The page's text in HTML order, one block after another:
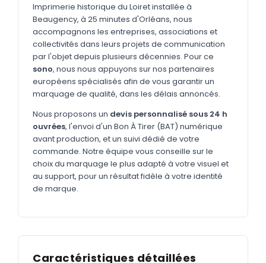
Sweatshirts Nouveau
GOODIES
Catalogue complet Nouveau
Bureau & écriture
Sacs & voyages
Verres & déjeuner
Technologie
Vêtements
Outils & porte-clés
Imprimerie historique du Loiret installée à
Beaugency, à 25 minutes d'Orléans, nous
accompagnons les entreprises, associations et
collectivités dans leurs projets de communication
par l'objet depuis plusieurs décennies. Pour ce
sono, nous nous appuyons sur nos partenaires
européens spécialisés afin de vous garantir un
marquage de qualité, dans les délais annoncés.
Nous proposons un devis personnalisé sous 24 h
ouvrées, l'envoi d'un Bon À Tirer (BAT) numérique
avant production, et un suivi dédié de votre
commande. Notre équipe vous conseille sur le
choix du marquage le plus adapté à votre visuel et
au support, pour un résultat fidèle à votre identité
de marque.
Caractéristiques détaillées